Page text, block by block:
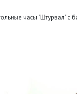
часы "Штурвал" с